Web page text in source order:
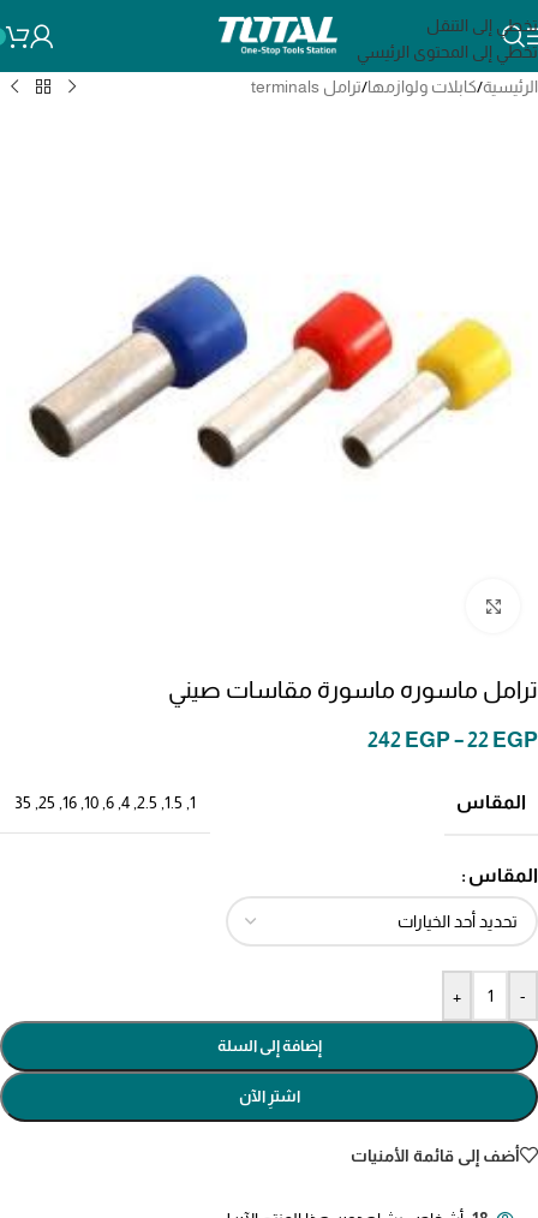
تخطي إلى التنقل
تخطي إلى المحتوى الرئيسي
الرئيسية/كابلات ولوازمها/ترامل terminals
ترامل ماسوره ماسورة مقاسات صيني
22 EGP
–
242 EGP
المقاس 1
1.5
2.5
4
6
10
16
25
35
المقاس
-
+
إضافة إلى السلة
اشترِ الآن
أضف إلى قائمة الأمنيات